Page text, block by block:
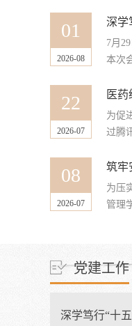
01
2026-08
7月
本次
22
2026-07
医
为促
过腾
08
2026-07
为压
管理
党建工作
深学笃行“十